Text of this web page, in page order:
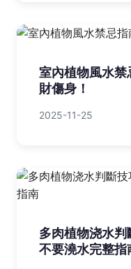
室內植物風水
財傷身！
2025-11-25
多肉植物浇水
不要澆水完整指